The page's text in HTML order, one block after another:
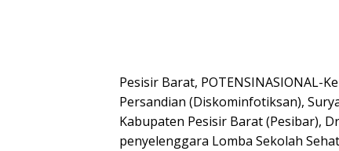
Pesisir Barat, POTENSINASIONAL-
Persandian (Diskominfotiksan),
Kabupaten Pesisir Barat (Pesibar),
penyelenggara Lomba Sekolah